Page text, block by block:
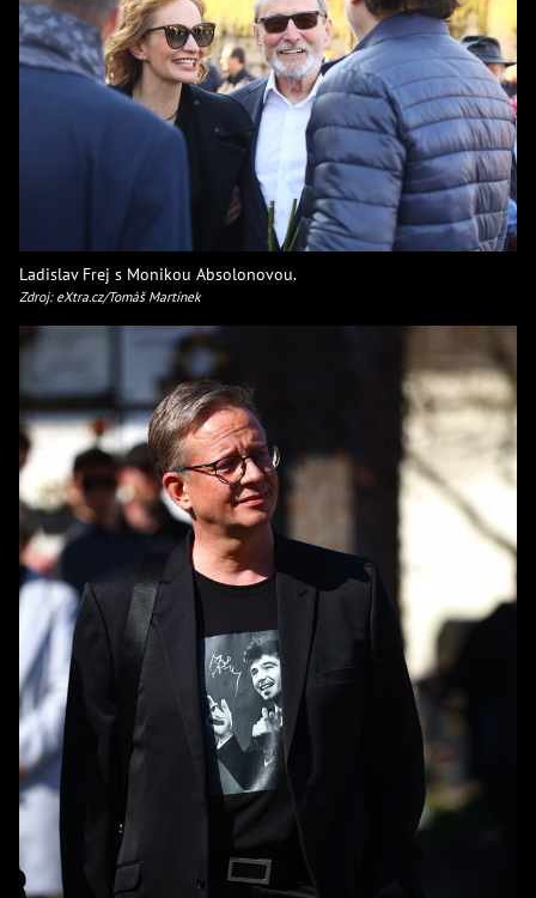
Ladislav Frej s Monikou Absolonovou.
Zdroj: eXtra.cz/Tomáš Martínek